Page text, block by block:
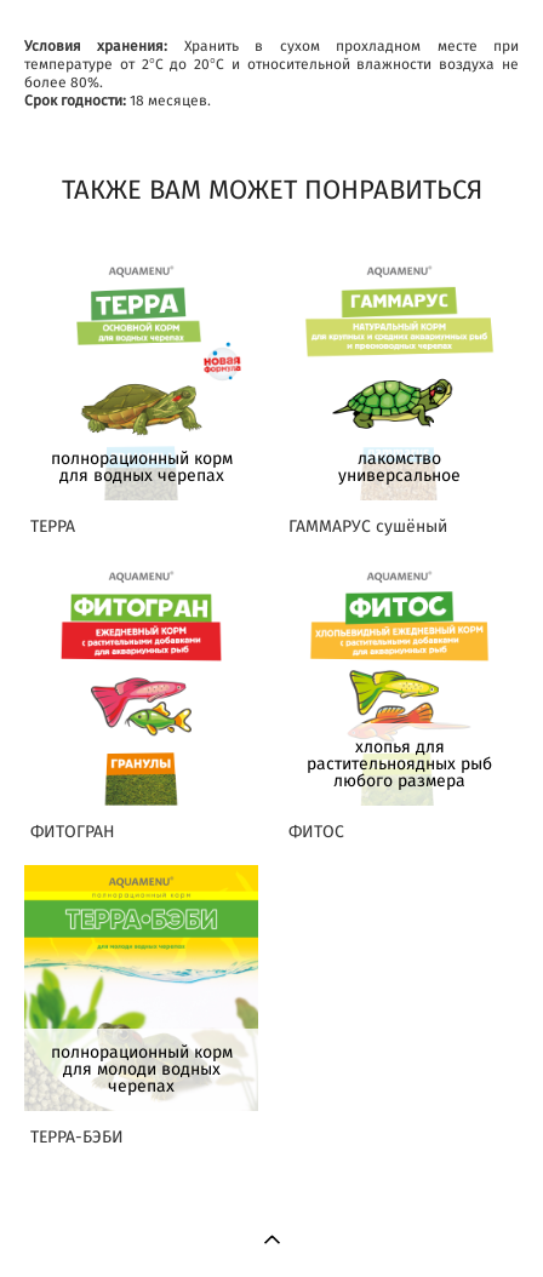
Условия хранения: Хранить в сухом прохладном месте при
температуре от 2°С до 20°С и относительной влажности воздуха не
более 80%.
Срок годности: 18 месяцев.
ТАКЖЕ ВАМ МОЖЕТ ПОНРАВИТЬСЯ
полнорационный корм
для водных черепах
ТЕРРА
лакомство
универсальное
ГАММАРУС сушёный
ФИТОГРАН
хлопья для
растительноядных рыб
любого размера
ФИТОС
полнорационный корм
для молоди водных
черепах
ТЕРРА-БЭБИ